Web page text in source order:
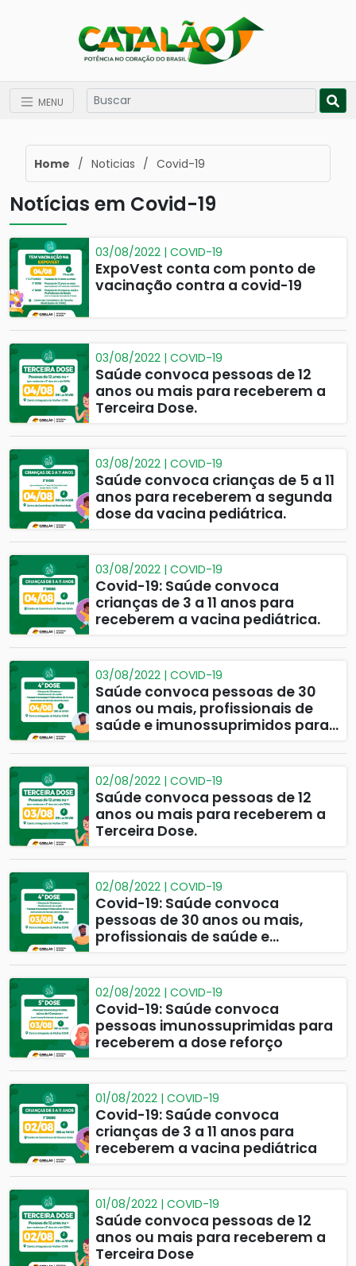
MENU
Home / Noticias / Covid-19
Notícias em Covid-19
03/08/2022 | COVID-19
ExpoVest conta com ponto de
vacinação contra a covid-19
03/08/2022 | COVID-19
Saúde convoca pessoas de 12
anos ou mais para receberem a
Terceira Dose.
03/08/2022 | COVID-19
Saúde convoca crianças de 5 a 11
anos para receberem a segunda
dose da vacina pediátrica.
03/08/2022 | COVID-19
Covid-19: Saúde convoca
crianças de 3 a 11 anos para
receberem a vacina pediátrica.
03/08/2022 | COVID-19
Saúde convoca pessoas de 30
anos ou mais, profissionais de
saúde e imunossuprimidos para
02/08/2022 | COVID-19
Saúde convoca pessoas de 12
anos ou mais para receberem a
Terceira Dose.
02/08/2022 | COVID-19
Covid-19: Saúde convoca
pessoas de 30 anos ou mais,
profissionais de saúde e
receberem a 4ª dose
02/08/2022 | COVID-19
Covid-19: Saúde convoca
pessoas imunossuprimidas para
receberem a dose reforço
01/08/2022 | COVID-19
Covid-19: Saúde convoca
crianças de 3 a 11 anos para
receberem a vacina pediátrica
01/08/2022 | COVID-19
Saúde convoca pessoas de 12
anos ou mais para receberem a
Terceira Dose